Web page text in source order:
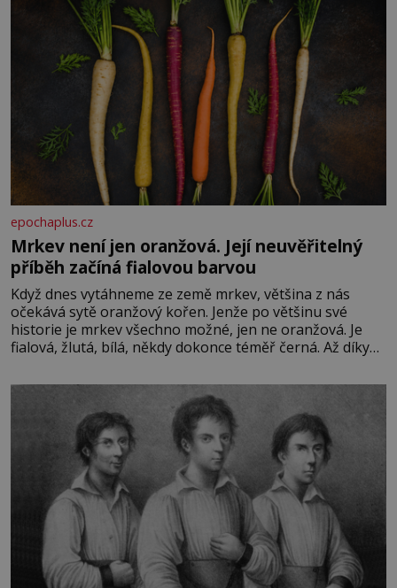
epochaplus.cz
Mrkev není jen oranžová. Její neuvěřitelný
příběh začíná fialovou barvou
Když dnes vytáhneme ze země mrkev, většina z nás
očekává sytě oranžový kořen. Jenže po většinu své
historie je mrkev všechno možné, jen ne oranžová. Je
fialová, žlutá, bílá, někdy dokonce téměř černá. Až díky
bez které si českou zahradu ani nedokážeme představit.